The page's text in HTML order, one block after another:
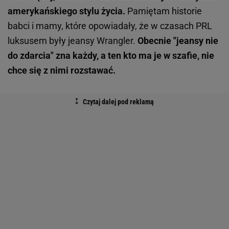
amerykańskiego stylu życia. Pamiętam historie
babci i mamy, które opowiadały, że w czasach PRL
luksusem były jeansy Wrangler. Obecnie "jeansy nie
do zdarcia" zna każdy, a ten kto ma je w szafie, nie
chce się z nimi rozstawać.